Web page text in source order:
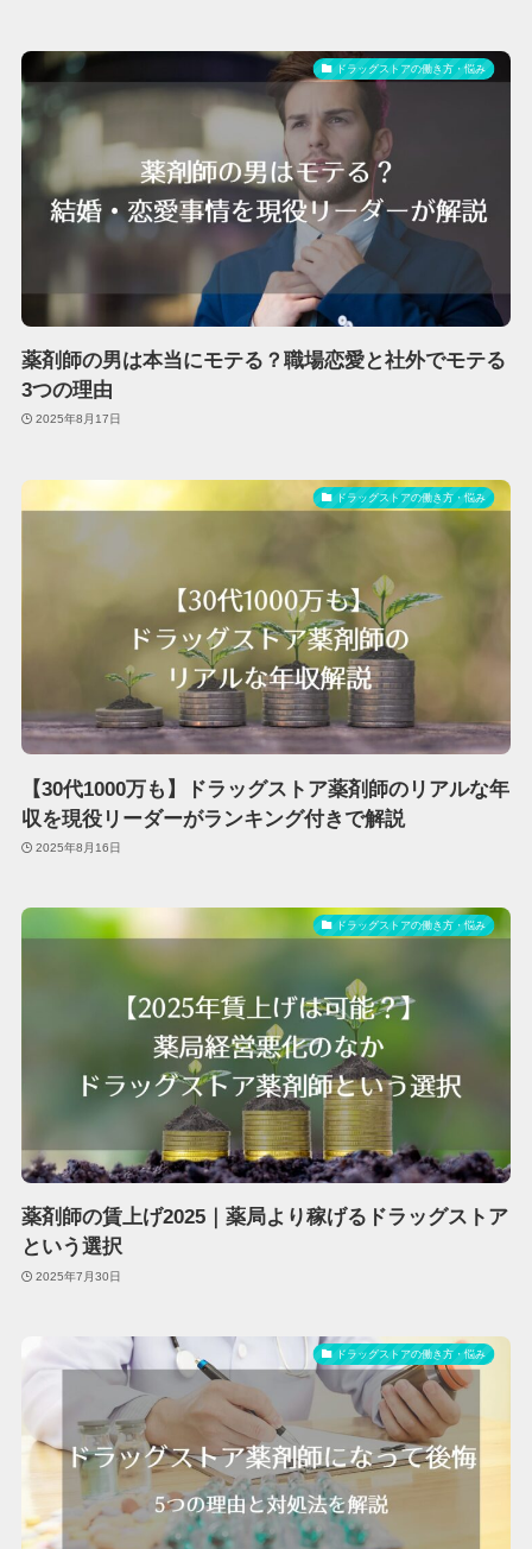
ドラッグストアの働き方・悩み
薬剤師の男は本当にモテる？職場恋愛と社外でモテる
3つの理由
2025年8月17日
ドラッグストアの働き方・悩み
【30代1000万も】ドラッグストア薬剤師のリアルな年
収を現役リーダーがランキング付きで解説
2025年8月16日
ドラッグストアの働き方・悩み
薬剤師の賃上げ2025｜薬局より稼げるドラッグストア
という選択
2025年7月30日
ドラッグストアの働き方・悩み